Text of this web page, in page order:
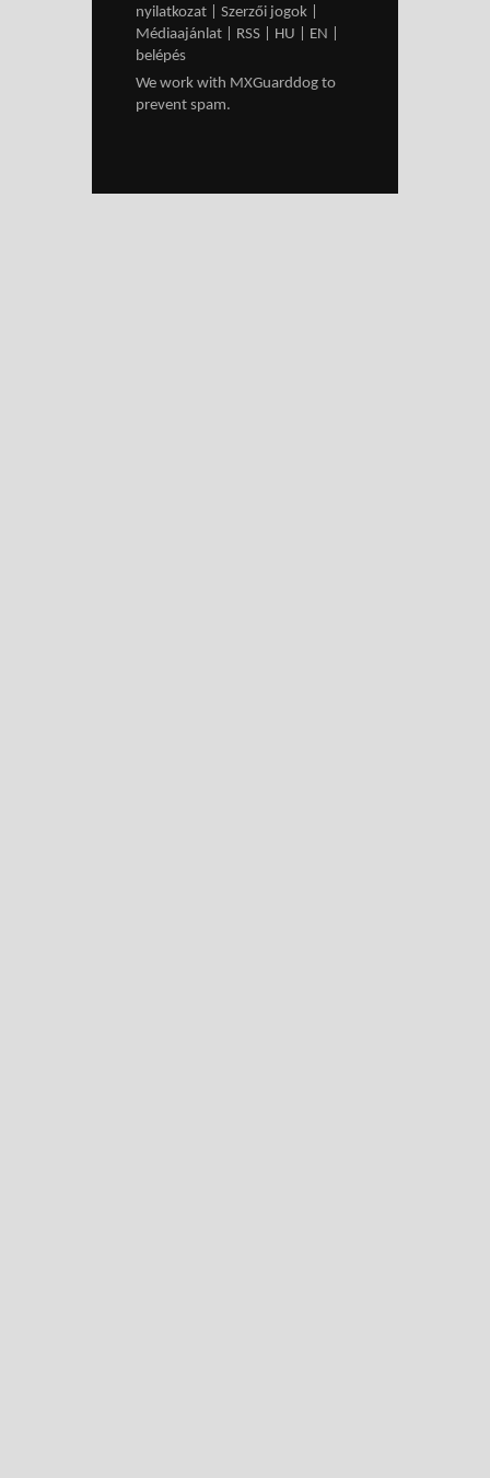
nyilatkozat
Szerzői jogok
Médiaajánlat
RSS HU EN
belépés
We work with MXGuarddog to
prevent spam.